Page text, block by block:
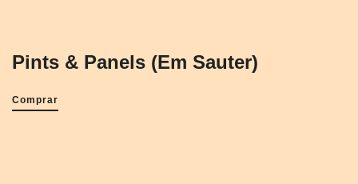
Pints & Panels (Em Sauter)
Comprar